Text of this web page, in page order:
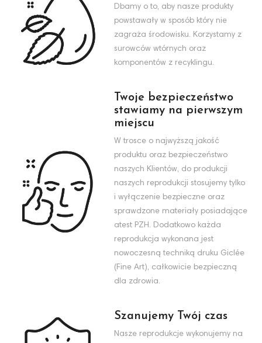
Dbamy o to, aby nasze produkty
powstawały w sposób który nie
zagraża środowisku. Korzystamy z
surowców wtórnych oraz
komponentów z recyklingu.
Twoje bezpieczeństwo
stawiamy na pierwszym
miejscu
W trosce o najwyższą jakość
produktu oraz bezpieczeństwo
naszych Klientów, do produkcji
naszych reprodukcji stosujemy tylko
i wyłączenie bezpieczne oraz
sprawdzone materiały posiadające
atest PZH. Dodatkowo każda
reprodukcja wykonana jest
nowoczesną techniką druku Giclée
(Fine Art), całkowicie bezpieczną
dla zdrowia.
Szanujemy Twój czas
Nasze reprodukcje wykonujemy na